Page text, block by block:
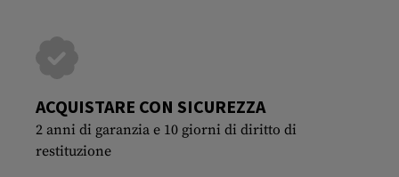
ACQUISTARE CON SICUREZZA
2 anni di garanzia e 10 giorni di diritto di
restituzione